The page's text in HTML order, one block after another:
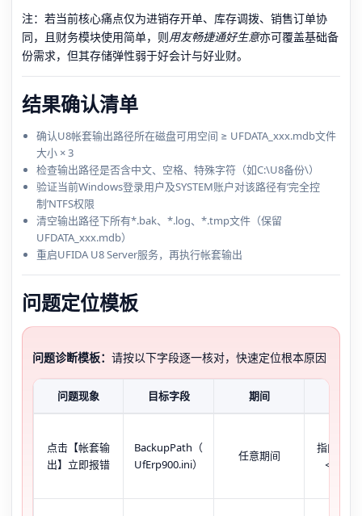
注：若当前核心痛点仅为进销存开单、库存调拨、销售订单协
同，且财务模块使用简单，则用友畅捷通好生意亦可覆盖基础备
份需求，但其存储弹性弱于好会计与好业财。
结果确认清单
确认U8帐套输出路径所在磁盘可用空间 ≥ UFDATA_xxx.mdb文件
大小 × 3
检查输出路径是否含中文、空格、特殊字符（如C:\U8备份\）
验证当前Windows登录用户及SYSTEM账户对该路径有‘完全控
制’NTFS权限
清空输出路径下所有*.bak、*.log、*.tmp文件（保留
UFDATA_xxx.mdb）
重启UFIDA U8 Server服务，再执行帐套输出
问题定位模板
问题诊断模板： 请按以下字段逐一核对，快速定位根本原因
问题现象 目标字段 期间
点击【帐套输
出】立即报错
BackupPath（
UfErp900.ini）
任意期间
指向C:\
＜3GB